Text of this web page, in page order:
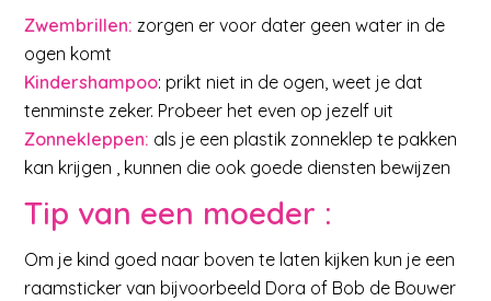
Zwembrillen:zorgen er voor dater geen water in de
ogen komt
Kindershampoo: prikt niet in de ogen, weet je dat
tenminste zeker. Probeer het even op jezelf uit
Zonnekleppen: als je een plastik zonneklep te pakken
kan krijgen , kunnen die ook goede diensten bewijzen
Tip van een moeder :
Om je kind goed naar boven te laten kijken kun je een
raamsticker van bijvoorbeeld Dora of Bob de Bouwer